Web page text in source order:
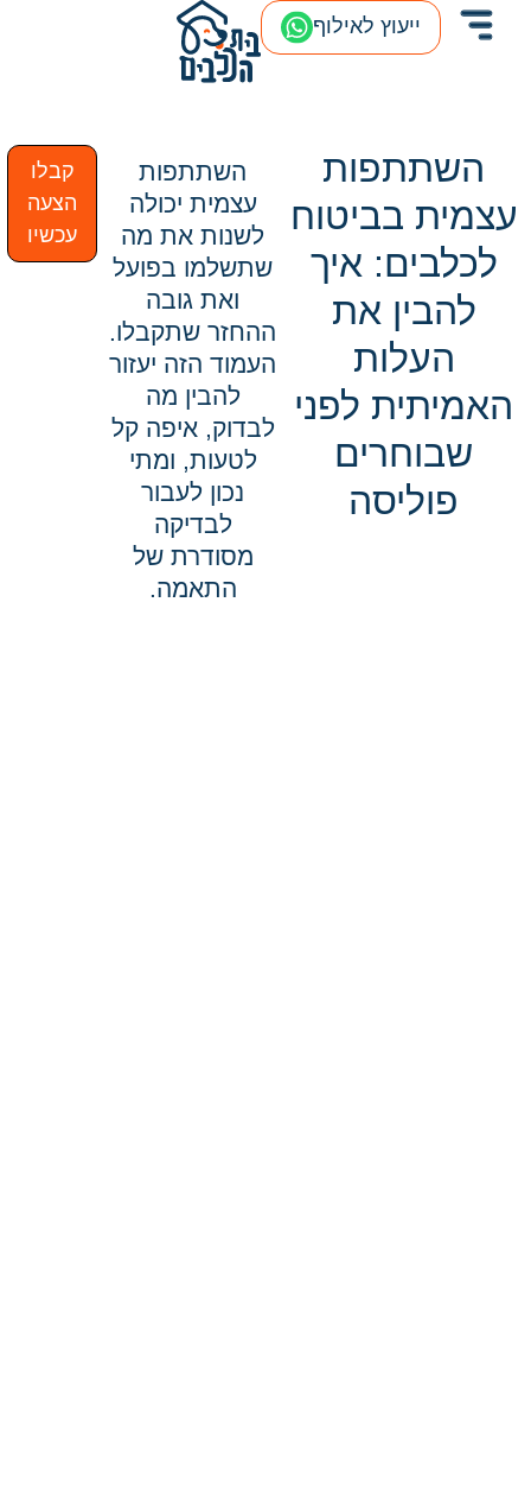
ייעוץ לאילוף
השתתפות
עצמית בביטוח
לכלבים: איך
להבין את
העלות
האמיתית לפני
שבוחרים
פוליסה
השתתפות
עצמית יכולה
לשנות את מה
שתשלמו בפועל
ואת גובה
ההחזר שתקבלו.
העמוד הזה יעזור
להבין מה
לבדוק, איפה קל
לטעות, ומתי
נכון לעבור
לבדיקה
מסודרת של
התאמה.
קבלו
הצעה
עכשיו